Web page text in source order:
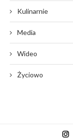
Kulinarnie
Media
Wideo
Życiowo